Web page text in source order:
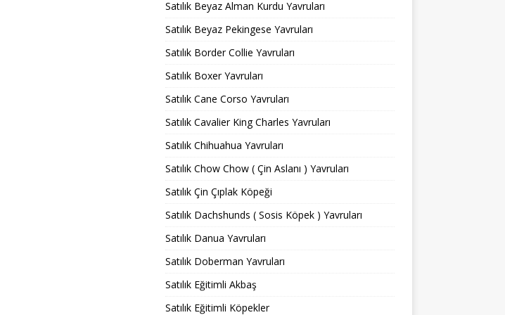
Satılık Beyaz Alman Kurdu Yavruları
Satılık Beyaz Pekingese Yavruları
Satılık Border Collie Yavruları
Satılık Boxer Yavruları
Satılık Cane Corso Yavruları
Satılık Cavalier King Charles Yavruları
Satılık Chihuahua Yavruları
Satılık Chow Chow ( Çin Aslanı ) Yavruları
Satılık Çin Çıplak Köpeği
Satılık Dachshunds ( Sosis Köpek ) Yavruları
Satılık Danua Yavruları
Satılık Doberman Yavruları
Satılık Eğitimli Akbaş
Satılık Eğitimli Köpekler